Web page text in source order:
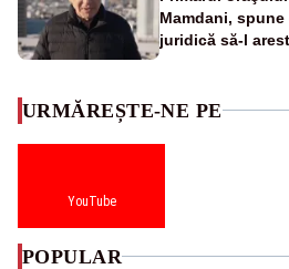
Mamdani,
juridică să-l
URMĂREȘTE-NE PE
YouTube
POPULAR